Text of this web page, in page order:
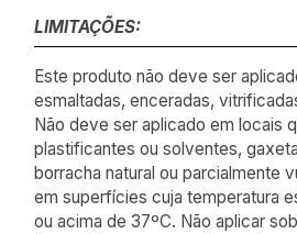
LIMITAÇÕES:
Este produto não deve ser
esmaltadas, enceradas,
Não deve ser aplicado em locais
plastificantes ou solventes,
borracha natural ou parcialmente
em superfícies cuja temperatura
ou acima de 37ºC. Não aplicar